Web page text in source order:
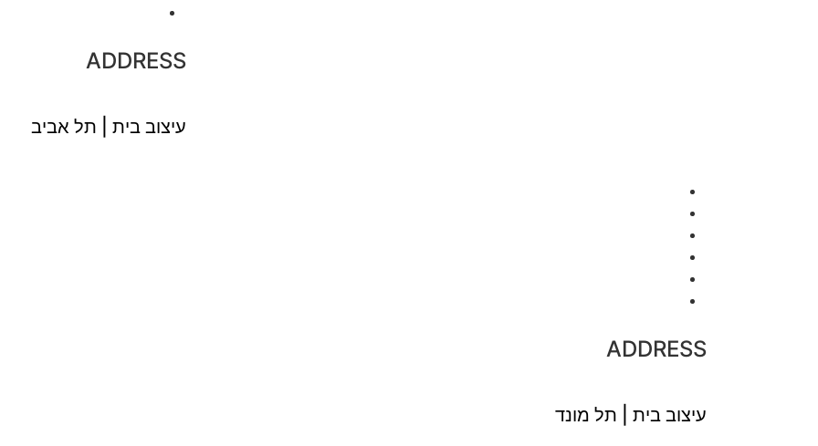
ADDRESS
עיצוב בית | תל אביב
ADDRESS
עיצוב בית | תל מונד